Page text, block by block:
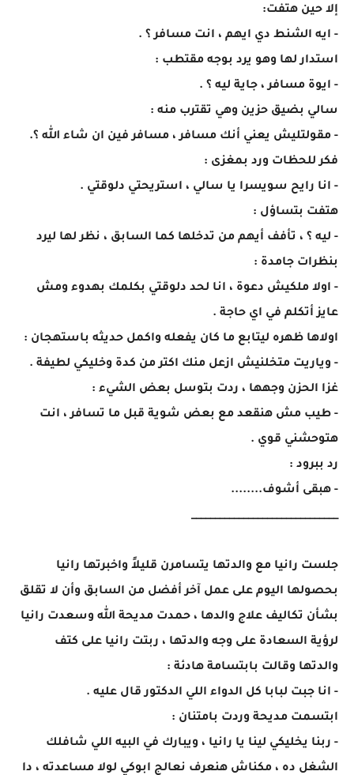
إلا حين هتفت:
- ايه الشنط دي ايهم ، انت مسافر ؟ .
استدار لها وهو يرد بوجه مقتطب :
- ايوة مسافر ، جاية ليه ؟ .
سالي بضيق حزين وهي تقترب منه :
- مقولتليش يعني أنك مسافر ، مسافر فين ان شاء الله ؟.
فكر للحظات ورد بمغزى :
- انا رايح سويسرا يا سالي ، استريحتي دلوقتي .
هتفت بتساؤل :
- ليه ؟ ، تأفف أيهم من تدخلها كما السابق ، نظر لها ليرد
بنظرات جامدة :
- اولا ملكيش دعوة ، انا لحد دلوقتي بكلمك بهدوء ومش
عايز أتكلم في اي حاجة .
اولاها ظهره ليتابع ما كان يفعله واكمل حديثه باستهجان :
- وياريت متخلنيش ازعل منك اكتر من كدة وخليكي لطيفة .
غزا الحزن وجهها ، ردت بتوسل بعض الشيء :
- طيب مش هنقعد مع بعض شوية قبل ما تسافر ، انت
هتوحشني قوي .
رد ببرود :
- هبقى أشوف........
_______________________________
جلست رانيا مع والدتها يتسامرن قليلاً واخبرتها رانيا
بحصولها اليوم على عمل آخر أفضل من السابق وأن لا تقلق
بشأن تكاليف علاج والدها ، حمدت مديحة الله وسعدت رانيا
لرؤية السعادة على وجه والدتها ، ربتت رانيا على كتف
والدتها وقالت بابتسامة هادئة :
- انا جبت لبابا كل الدواء اللي الدكتور قال عليه .
ابتسمت مديحة وردت بامتنان :
- ربنا يخليكي لينا يا رانيا ، ويبارك في البيه اللي شافلك
الشغل ده ، مكناش هنعرف نعالج ابوكي لولا مساعدته ، دا